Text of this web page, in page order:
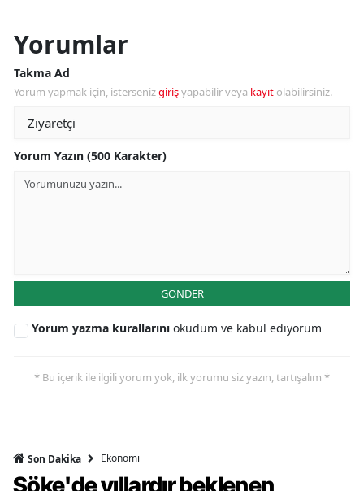
Yorumlar
Takma Ad
Yorum yapmak için, istersenizgirişyapabilir veya kayıt olabilirsiniz.
Yorum Yazın (500 Karakter)
GÖNDER
Yorum yazma kurallarını okudum ve kabul ediyorum
* Bu içerik ile ilgili yorum yok, ilk yorumu siz yazın, tartışalım *
Son Dakika Ekonomi
Söke'de yıllardır beklenen